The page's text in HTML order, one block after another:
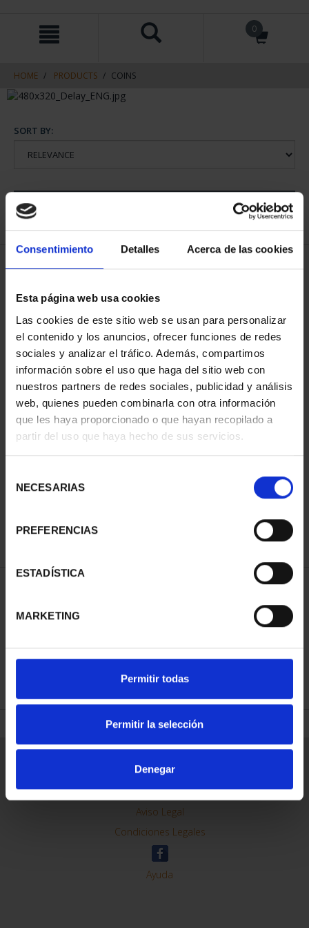
Consentimiento Detalles Acerca de las cookies
Esta página web usa cookies
Las cookies de este sitio web se usan para personalizar
el contenido y los anuncios, ofrecer funciones de redes
sociales y analizar el tráfico. Además, compartimos
información sobre el uso que haga del sitio web con
nuestros partners de redes sociales, publicidad y análisis
web, quienes pueden combinarla con otra información
que les haya proporcionado o que hayan recopilado a
partir del uso que haya hecho de sus servicios.
NECESARIAS
PREFERENCIAS
ESTADÍSTICA
MARKETING
Permitir todas
Permitir la selección
Denegar
navigation
0
HOME PRODUCTS COINS
SORT BY:
1 Products found
€1,095.00
REFINE
Contacto
Preguntas Frequentes (FAQs)
Aviso Legal
Condiciones Legales
Ayuda